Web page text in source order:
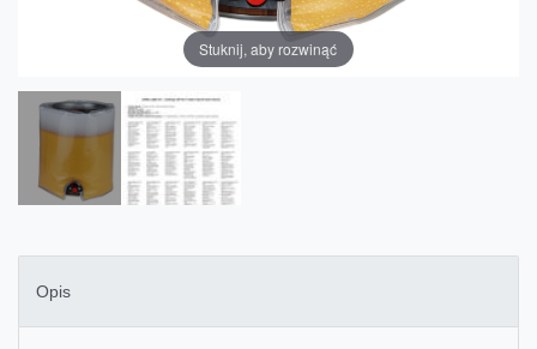
Stuknij, aby rozwinąć
Opis